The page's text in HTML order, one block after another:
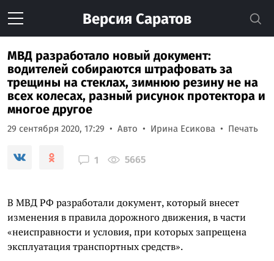
Версия Саратов
МВД разработало новый документ:
водителей собираются штрафовать за
трещины на стеклах, зимнюю резину не на
всех колесах, разный рисунок протектора и
многое другое
29 сентября 2020, 17:29 Авто Ирина Есикова Печать
1 5665
В МВД РФ разработали документ, который внесет
изменения в правила дорожного движения, в части
«неисправности и условия, при которых запрещена
эксплуатация транспортных средств».